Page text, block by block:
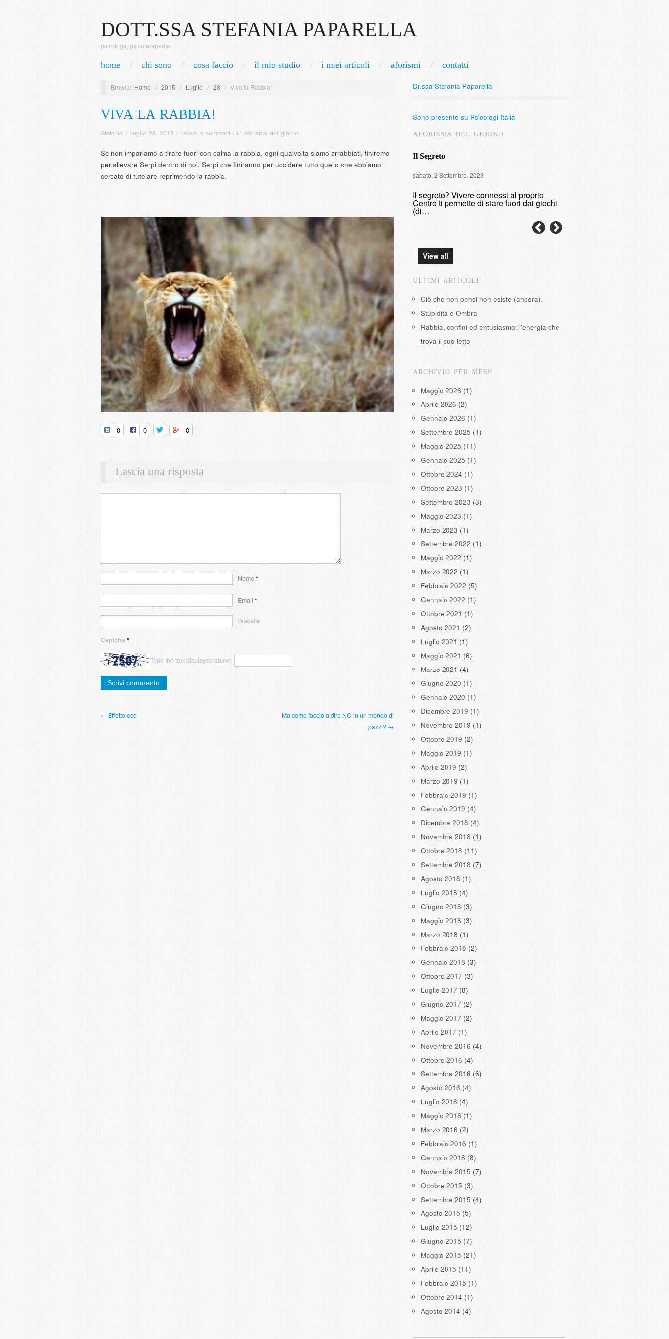
DOTT.SSA STEFANIA PAPARELLA
psicologa, psicoterapeuta
home chi sono cosa faccio il mio studio i miei articoli aforismi contatti
Browse: Home / 2015 / Luglio / 28 / Viva la Rabbia!
VIVA LA RABBIA!
Stefania / Luglio 28, 2015 / Leave a comment / L' aforisma del giorno
Se non impariamo a tirare fuori con calma la rabbia, ogni qualvolta siamo arrabbiati, finiremo
per allevare Serpi dentro di noi. Serpi che finiranno per uccidere tutto quello che abbiamo
cercato di tutelare reprimendo la rabbia.
0 0 0
Lascia una risposta
Nome*
Email *
Website
Captcha *
Type the text displayed above:
← Effetto eco
Ma come faccio a dire NO in un mondo di
pazzi? →
Dr.ssa Stefania Paparella
Sono presente su Psicologi Italia
AFORISMA DEL GIORNO
Il Segreto
sabato, 2 Settembre, 2023
Il segreto? Vivere connessi al proprio
Centro ti permette di stare fuori dai giochi
(di…
View all
ULTIMI ARTICOLI
Ciò che non pensi non esiste (ancora).
Stupidità e Ombra
Rabbia, confini ed entusiasmo: l’energia che
trova il suo letto
ARCHIVIO PER MESE
Maggio 2026 (1)
Aprile 2026 (2)
Gennaio 2026 (1)
Settembre 2025 (1)
Maggio 2025 (11)
Gennaio 2025 (1)
Ottobre 2024 (1)
Ottobre 2023 (1)
Settembre 2023 (3)
Maggio 2023 (1)
Marzo 2023 (1)
Settembre 2022 (1)
Maggio 2022 (1)
Marzo 2022 (1)
Febbraio 2022 (5)
Gennaio 2022 (1)
Ottobre 2021 (1)
Agosto 2021 (2)
Luglio 2021 (1)
Maggio 2021 (6)
Marzo 2021 (4)
Giugno 2020 (1)
Gennaio 2020 (1)
Dicembre 2019 (1)
Novembre 2019 (1)
Ottobre 2019 (2)
Maggio 2019 (1)
Aprile 2019 (2)
Marzo 2019 (1)
Febbraio 2019 (1)
Gennaio 2019 (4)
Dicembre 2018 (4)
Novembre 2018 (1)
Ottobre 2018 (11)
Settembre 2018 (7)
Agosto 2018 (1)
Luglio 2018 (4)
Giugno 2018 (3)
Maggio 2018 (3)
Marzo 2018 (1)
Febbraio 2018 (2)
Gennaio 2018 (3)
Ottobre 2017 (3)
Luglio 2017 (8)
Giugno 2017 (2)
Maggio 2017 (2)
Aprile 2017 (1)
Novembre 2016 (4)
Ottobre 2016 (4)
Settembre 2016 (6)
Agosto 2016 (4)
Luglio 2016 (4)
Maggio 2016 (1)
Marzo 2016 (2)
Febbraio 2016 (1)
Gennaio 2016 (8)
Novembre 2015 (7)
Ottobre 2015 (3)
Settembre 2015 (4)
Agosto 2015 (5)
Luglio 2015 (12)
Giugno 2015 (7)
Maggio 2015 (21)
Aprile 2015 (11)
Febbraio 2015 (1)
Ottobre 2014 (1)
Agosto 2014 (4)